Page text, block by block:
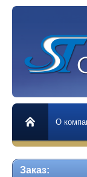
О
Заказ: